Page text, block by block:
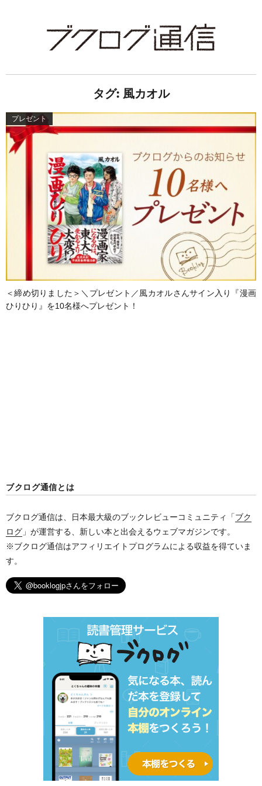
タグ: 風カオル
プレゼント
＜締め切りました＞＼プレゼント／風カオルさんサイン入り『漫画
ひりひり』を10名様へプレゼント！
ブクログ通信とは
ブクログ通信は、日本最大級のブックレビューコミュニティ「ブク
ログ 」が運営する、新しい本と出会えるウェブマガジンです。
※ブクログ通信はアフィリエイトプログラムによる収益を得ていま
す。